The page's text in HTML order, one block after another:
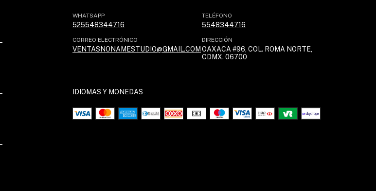
WHATSAPP
525548344716
TELÉFONO
5548344716
CORREO ELECTRÓNICO
VENTASNONAMESTUDIO@GMAIL.COM
DIRECCIÓN
OAXACA #96, COL. ROMA NORTE,
CDMX. 06700
IDIOMAS Y MONEDAS